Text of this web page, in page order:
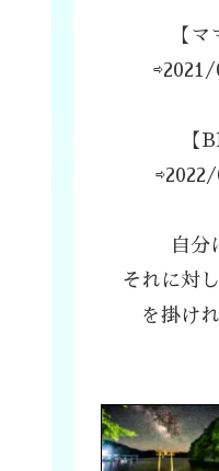
【
【
自分
それに対
を掛け